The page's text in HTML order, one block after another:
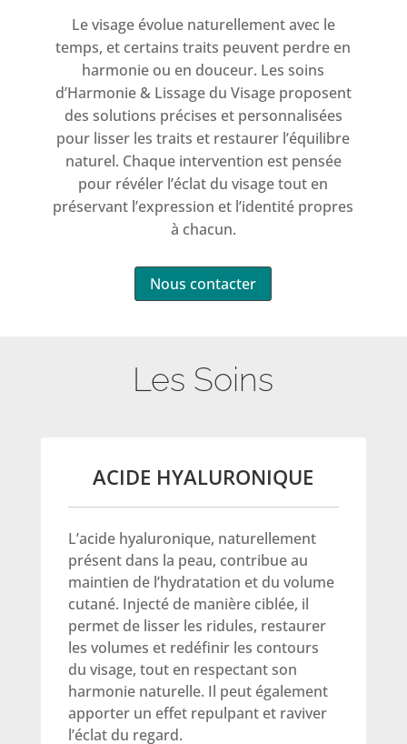
Le visage évolue naturellement avec le
temps, et certains traits peuvent perdre en
harmonie ou en douceur. Les soins
d’Harmonie & Lissage du Visage proposent
des solutions précises et personnalisées
pour lisser les traits et restaurer l’équilibre
naturel. Chaque intervention est pensée
pour révéler l’éclat du visage tout en
préservant l’expression et l’identité propres
à chacun.
Nous contacter
Les Soins
ACIDE HYALURONIQUE
L’acide hyaluronique, naturellement
présent dans la peau, contribue au
maintien de l’hydratation et du volume
cutané. Injecté de manière ciblée, il
permet de lisser les ridules, restaurer
les volumes et redéfinir les contours
du visage, tout en respectant son
harmonie naturelle. Il peut également
apporter un effet repulpant et raviver
l’éclat du regard.